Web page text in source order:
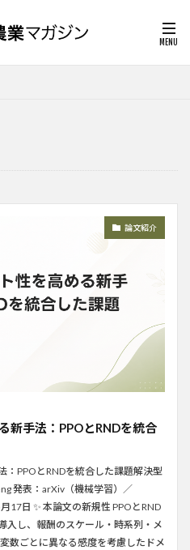
論文紹介
新手法：PPOとRNDを統合
：PPOとRNDを統合した課題解決型
発表：arXiv（機械学習）／
17日 ✨ 本論文の新規性 PPOとRND
入し、報酬のスケール・時系列・メ
数ごとに異なる感度を考慮したドメ